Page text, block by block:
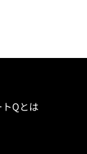
Qとは